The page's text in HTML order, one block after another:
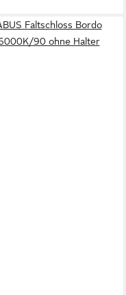
Faltschloss Bordo
90 ohne Halter